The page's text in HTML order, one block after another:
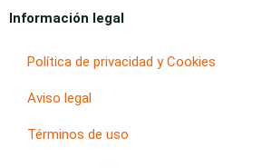
Información legal
Política de privacidad y Cookies
Aviso legal
Términos de uso